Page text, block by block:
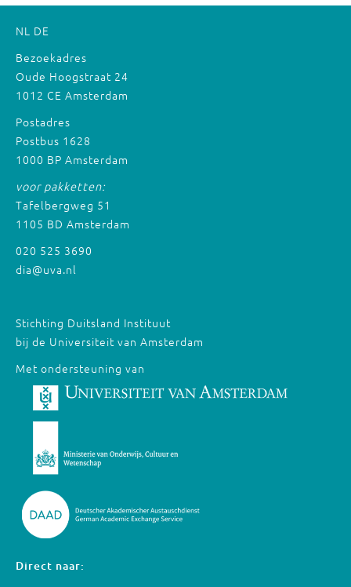
NL DE
Bezoekadres
Oude Hoogstraat 24
1012 CE Amsterdam
Postadres
Postbus 1628
1000 BP Amsterdam
voor pakketten:
Tafelbergweg 51
1105 BD Amsterdam
020 525 3690
dia@uva.nl
Stichting Duitsland Instituut
bij de Universiteit van Amsterdam
Met ondersteuning van
Direct naar: